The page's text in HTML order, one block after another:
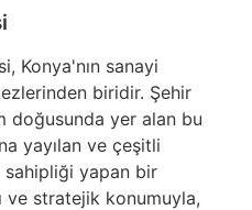
Konya'nın sanayi
biridir. Şehir
doğusunda yer alan bu
yayılan ve çeşitli
yapan bir
ve stratejik konumuyla,